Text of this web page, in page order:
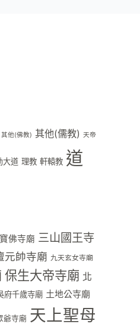
其他(佛教) 其他(儒教) 天帝
大道 理教 軒轅教 道
佛寺廟 三山國王寺
元帥寺廟 九天玄女寺廟
保生大帝寺廟 北
府千歲寺廟 土地公寺廟
爺寺廟 天上聖母